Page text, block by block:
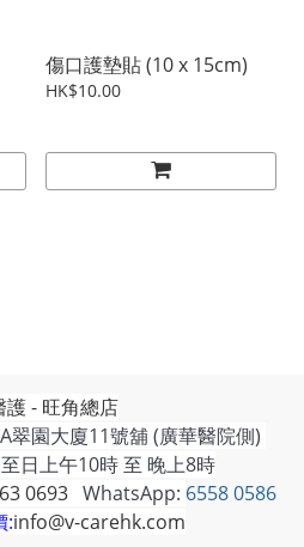
傷口護墊貼 (10 x 15cm)
HK$10.00
護 - 旺角總店
翠園大廈11號舖 (廣華醫院側)
日上午10時 至 晚上8時
0693WhatsApp: 6558 0586
:info@v-carehk.com